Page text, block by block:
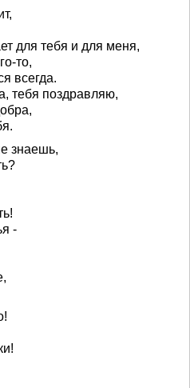
для тебя и для меня,
то,
всегда.
тебя поздравляю,
знаешь,
-